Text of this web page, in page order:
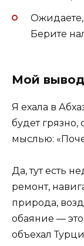
Берите
Мой
Я ехала в
будет грязно,
мыслью:
Да, тут есть
ремонт,
природа,
обаяние — это
объехал